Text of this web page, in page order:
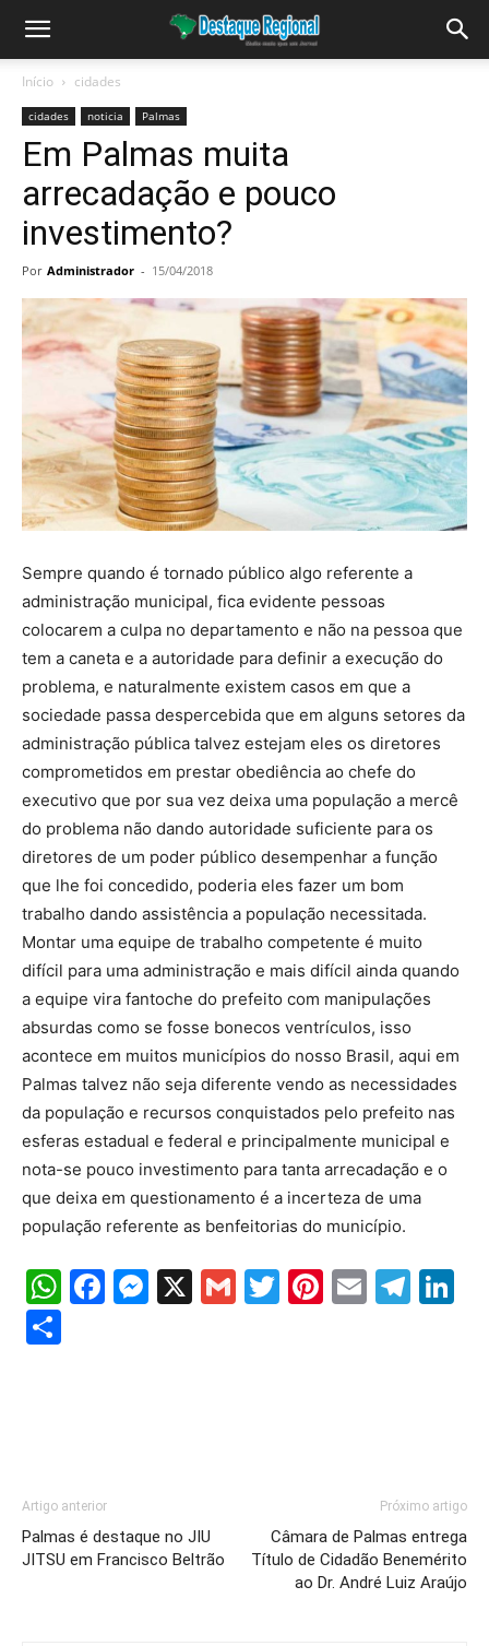
Início cidades
cidades noticia Palmas
Em Palmas muita
arrecadação e pouco
investimento?
Por Administrador - 15/04/2018
Sempre quando é tornado público algo referente a
administração municipal, fica evidente pessoas
colocarem a culpa no departamento e não na pessoa que
tem a caneta e a autoridade para definir a execução do
problema, e naturalmente existem casos em que a
sociedade passa despercebida que em alguns setores da
administração pública talvez estejam eles os diretores
comprometidos em prestar obediência ao chefe do
executivo que por sua vez deixa uma população a mercê
do problema não dando autoridade suficiente para os
diretores de um poder público desempenhar a função
que lhe foi concedido, poderia eles fazer um bom
trabalho dando assistência a população necessitada.
Montar uma equipe de trabalho competente é muito
difícil para uma administração e mais difícil ainda quando
a equipe vira fantoche do prefeito com manipulações
absurdas como se fosse bonecos ventrículos, isso
acontece em muitos municípios do nosso Brasil, aqui em
Palmas talvez não seja diferente vendo as necessidades
da população e recursos conquistados pelo prefeito nas
esferas estadual e federal e principalmente municipal e
nota-se pouco investimento para tanta arrecadação e o
que deixa em questionamento é a incerteza de uma
população referente as benfeitorias do município.
WhatsApp
Facebook
Messenger
X GmailTwitter
Pinterest
Email
Artigo anterior
Palmas é destaque no JIU
JITSU em Francisco Beltrão
Próximo artigo
Câmara de Palmas entrega
Título de Cidadão Benemérito
ao Dr. André Luiz Araújo